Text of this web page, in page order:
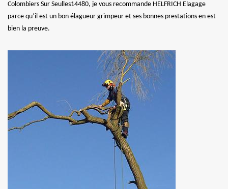
Colombiers Sur Seulles14480, je vous recommande HELFRICH Elagage
parce qu’il est un bon élagueur grimpeur et ses bonnes prestations en est
bien la preuve.